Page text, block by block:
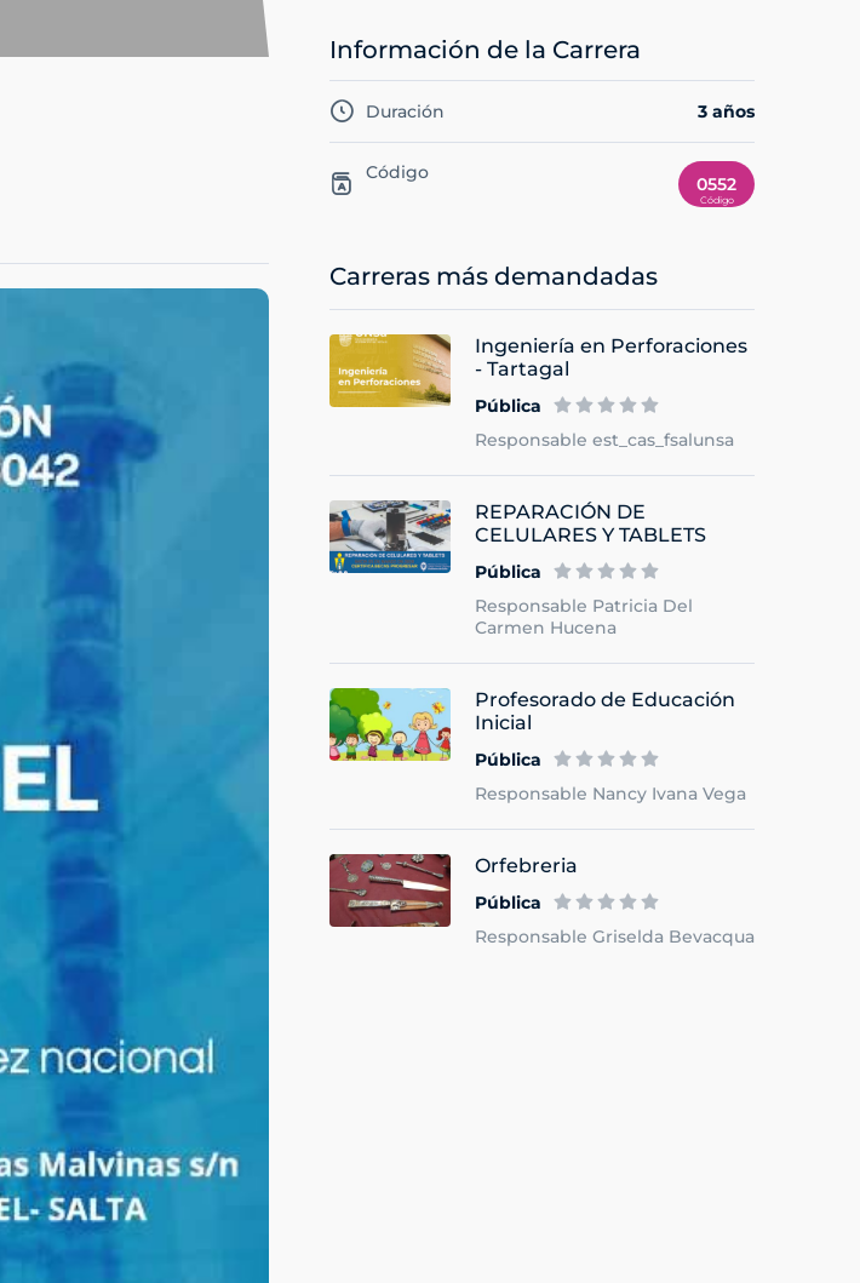
Información de la Carrera
Duración 3 años
Código
0552
Carreras más demandadas
Ingeniería en Perforaciones
- Tartagal
Pública
Responsable est_cas_fsalunsa
REPARACIÓN DE
CELULARES Y TABLETS
Pública
Responsable Patricia Del
Carmen Hucena
Profesorado de Educación
Inicial
Pública
Responsable Nancy Ivana Vega
Orfebreria
Pública
Responsable Griselda Bevacqua